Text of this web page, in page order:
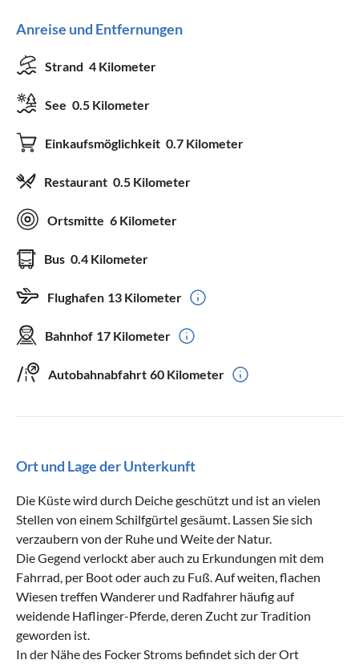
Anreise und Entfernungen
Strand 4 Kilometer
See 0.5 Kilometer
Einkaufsmöglichkeit 0.7 Kilometer
Restaurant 0.5 Kilometer
Ortsmitte 6 Kilometer
Bus 0.4 Kilometer
Flughafen 13 Kilometer
Bahnhof 17 Kilometer
Autobahnabfahrt 60 Kilometer
Ort und Lage der Unterkunft
Die Küste wird durch Deiche geschützt und ist an vielen
Stellen von einem Schilfgürtel gesäumt. Lassen Sie sich
verzaubern von der Ruhe und Weite der Natur.
Die Gegend verlockt aber auch zu Erkundungen mit dem
Fahrrad, per Boot oder auch zu Fuß. Auf weiten, flachen
Wiesen treffen Wanderer und Radfahrer häufig auf
weidende Haflinger-Pferde, deren Zucht zur Tradition
geworden ist.
In der Nähe des Focker Stroms befindet sich der Ort